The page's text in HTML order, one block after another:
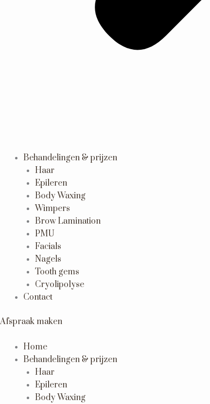
Behandelingen & prijzen
Haar
Epileren
Body Waxing
Wimpers
Brow Lamination
PMU
Facials
Nagels
Tooth gems
Cryolipolyse
Contact
Afspraak maken
Home
Behandelingen & prijzen
Haar
Epileren
Body Waxing